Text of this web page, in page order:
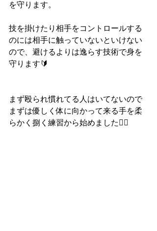
を守ります。
技を掛けたり相手をコントロールする
のには相手に触っていないといけない
ので、避けるよりは逸らす技術で身を
守ります🔰
まず殴られ慣れてる人はいてないので
まずは優しく体に向かって来る手を柔
らかく捌く練習から始めました🙆‍♀️